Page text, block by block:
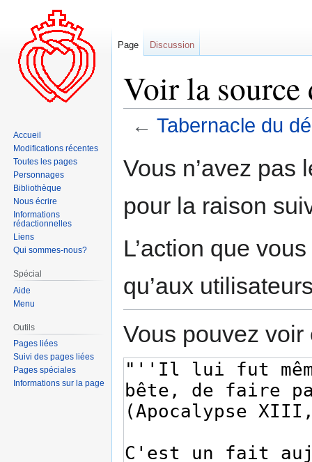
Voir la source
← Tabernacle du
à
navigation
à
recherche
Vous n’avez pas
pour la raison
L’action que
qu’aux
Vous pouvez
Page Discussion
Accueil
Modifications récentes
Toutes les pages
Personnages
Bibliothèque
Nous écrire
Informations
rédactionnelles
Liens
Qui sommes-nous?
Spécial
Aide
Menu
Outils
Pages liées
Suivi des pages liées
Pages spéciales
Informations sur la page